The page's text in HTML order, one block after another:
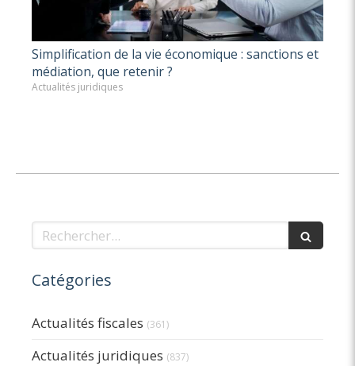
Simplification de la vie économique : sanctions et
médiation, que retenir ?
Actualités juridiques
Rechercher
Catégories
Actualités fiscales (361)
Actualités juridiques (837)